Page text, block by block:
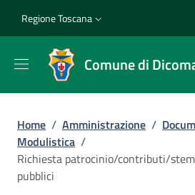
Slim top
Regione Toscana
Comune di
Briciole di pane
Home / Amministrazione /
Modulistica /
Richiesta patrocinio/contributi/
pubblici